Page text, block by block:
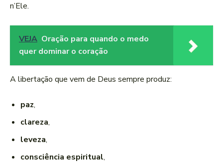
n’Ele.
VEJA Oração para quando o medo
quer dominar o coração
A libertação que vem de Deus sempre produz:
paz,
clareza,
leveza,
consciência espiritual,